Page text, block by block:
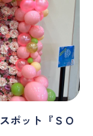
ポット『ＳＯ